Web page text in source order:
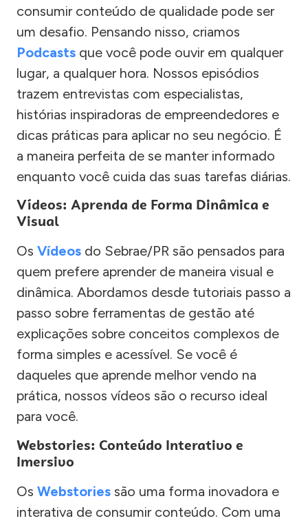
consumir conteúdo de qualidade pode ser
um desafio. Pensando nisso, criamos
Podcasts que você pode ouvir em qualquer
lugar, a qualquer hora. Nossos episódios
trazem entrevistas com especialistas,
histórias inspiradoras de empreendedores e
dicas práticas para aplicar no seu negócio. É
a maneira perfeita de se manter informado
enquanto você cuida das suas tarefas diárias.
Vídeos: Aprenda de Forma Dinâmica e
Visual
Os Vídeos do Sebrae/PR são pensados para
quem prefere aprender de maneira visual e
dinâmica. Abordamos desde tutoriais passo a
passo sobre ferramentas de gestão até
explicações sobre conceitos complexos de
forma simples e acessível. Se você é
daqueles que aprende melhor vendo na
prática, nossos vídeos são o recurso ideal
para você.
Webstories: Conteúdo Interativo e
Imersivo
Os Webstories são uma forma inovadora e
interativa de consumir conteúdo. Com uma